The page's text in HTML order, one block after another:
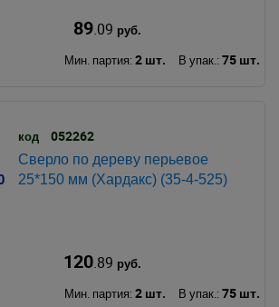
89.09 руб.
Мин. партия: 2 шт. В упак.: 75 шт.
код 052262
Сверло по дереву перьевое
25*150 мм (Хардакс) (35-4-525)
120.89 руб.
Мин. партия: 2 шт. В упак.: 75 шт.